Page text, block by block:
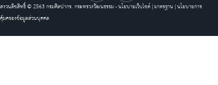
สงวนลิขสิทธิ์ © 2563 กรมศิลปากร. กระทรวงวัฒนธรรม -นโยบายเว็บไซต์|มาตรฐาน |นโยบายการ
คุ้มครองข้อมูลส่วนบุคคล